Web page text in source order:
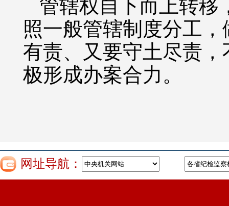
管辖权自下而上转移
照一般管辖制度分工
有责、又要守土尽责
极形成办案合力。
网址导航：